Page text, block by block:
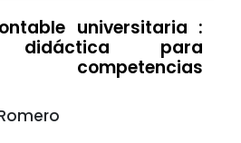
universitaria :
didáctica para
competencias